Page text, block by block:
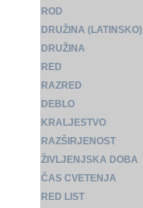
ROD
DRUŽINA (LATINSKO)
DRUŽINA
RED
RAZRED
DEBLO
KRALJESTVO
RAZŠIRJENOST
ŽIVLJENJSKA DOBA
ČAS CVETENJA
RED LIST